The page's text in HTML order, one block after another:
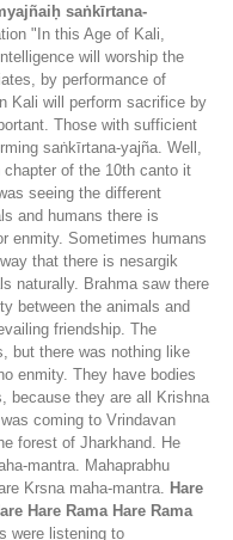
saṅkīrtana-
"In this Age of Kali,
will worship the
by performance of
Kali will perform sacrifice by
Those with sufficient
saṅkīrtana-yajña. Well,
chapter of the 10th canto it
seeing the different
and humans there is
enmity. Sometimes humans
that there is nesargik
naturally. Brahma saw there
between the animals and
friendship. The
but there was nothing like
enmity. They have bodies
because they are all Krishna
coming to Vrindavan
forest of Jharkhand. He
mantra. Mahaprabhu
Krsna maha-mantra.
Hare
Hare Rama Hare Rama
were listening to